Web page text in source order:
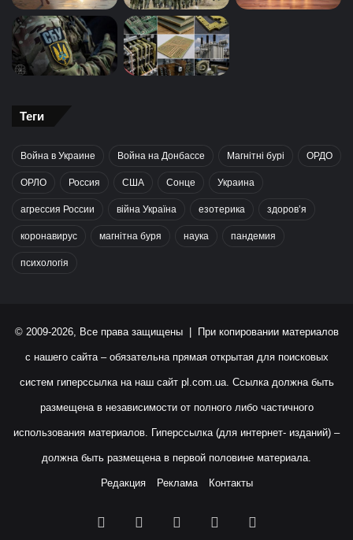
Теги
Война в Украине Война на Донбассе Магнітні бурі ОРДО
ОРЛО Россия США Сонце Украина
агрессия России війна Україна езотерика здоров’я
коронавирус магнітна буря наука пандемия
психологія
© 2009-2026, Все права защищены | При копировании материалов
с нашего сайта – обязательна прямая открытая для поисковых
систем гиперссылка на наш сайт pl.com.ua. Ссылка должна быть
размещена в независимости от полного либо частичного
использования материалов. Гиперссылка (для интернет- изданий) –
должна быть размещена в первой половине материала.
Редакция Реклама Контакты
Facebook YouTubeInstagram